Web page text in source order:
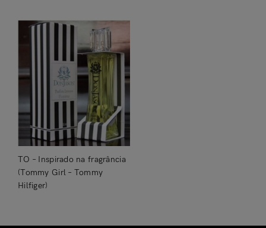
TO – Inspirado na fragrância
(Tommy Girl – Tommy
Hilfiger)